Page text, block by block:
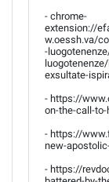
- chrome-
extension://
w.oessh.va/
-
exsultate-
- https://
on-the-call-
- https://
new-
- https://